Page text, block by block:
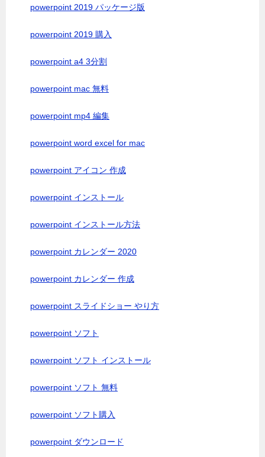
powerpoint 2019 パッケージ版
powerpoint 2019 購入
powerpoint a4 3分割
powerpoint mac 無料
powerpoint mp4 編集
powerpoint word excel for mac
powerpoint アイコン 作成
powerpoint インストール
powerpoint インストール方法
powerpoint カレンダー 2020
powerpoint カレンダー 作成
powerpoint スライドショー やり方
powerpoint ソフト
powerpoint ソフト インストール
powerpoint ソフト 無料
powerpoint ソフト購入
powerpoint ダウンロード